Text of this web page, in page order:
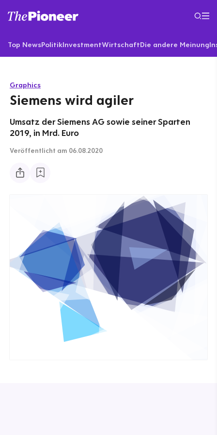
Top NewsPolitikInvestmentWirtschaftDie andere Meinung
Graphics
Siemens wird agiler
Umsatz der Siemens AG sowie seiner Sparten
2019, in Mrd. Euro
Veröffentlicht am 06.08.2020